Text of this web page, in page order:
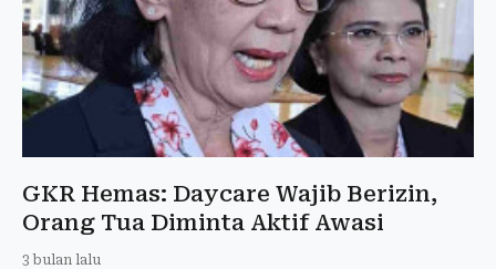
GKR Hemas: Daycare Wajib Berizin,
Orang Tua Diminta Aktif Awasi
3 bulan lalu